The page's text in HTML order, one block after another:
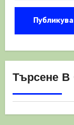
Търсене В